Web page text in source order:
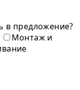
в предложение?
Монтаж и